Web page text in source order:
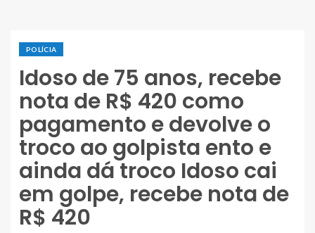
POLÍCIA
Idoso de 75 anos, recebe
nota de R$ 420 como
pagamento e devolve o
troco ao golpista ento e
ainda dá troco Idoso cai
em golpe, recebe nota de
R$ 420